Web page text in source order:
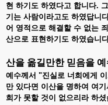
현 하기도 하였다고 합니다.
기는 사람이라고도 하였답니
어 영적으로 해결할 수 없는
산으로 표현하기도 하였습니
산을 옮길만한 믿음을
예수께서 "진실로 너희에게
만 있다면 이산을 명하여 여기
희가 못할 것이 없으리라 하셨